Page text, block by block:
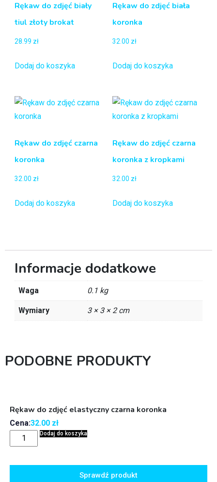
Rękaw do zdjęć biały
tiul złoty brokat
28.99 zł
Dodaj do koszyka
Rękaw do zdjęć biała
koronka
32.00 zł
Dodaj do koszyka
Rękaw do zdjęć czarna
koronka
32.00 zł
Dodaj do koszyka
Rękaw do zdjęć czarna
koronka z kropkami
32.00 zł
Dodaj do koszyka
Informacje dodatkowe
Waga 0.1 kg
Wymiary 3 × 3 × 2 cm
PODOBNE PRODUKTY
Rękaw do zdjęć elastyczny czarna koronka
Cena:32.00 zł
Dodaj do koszyka
Sprawdź produkt